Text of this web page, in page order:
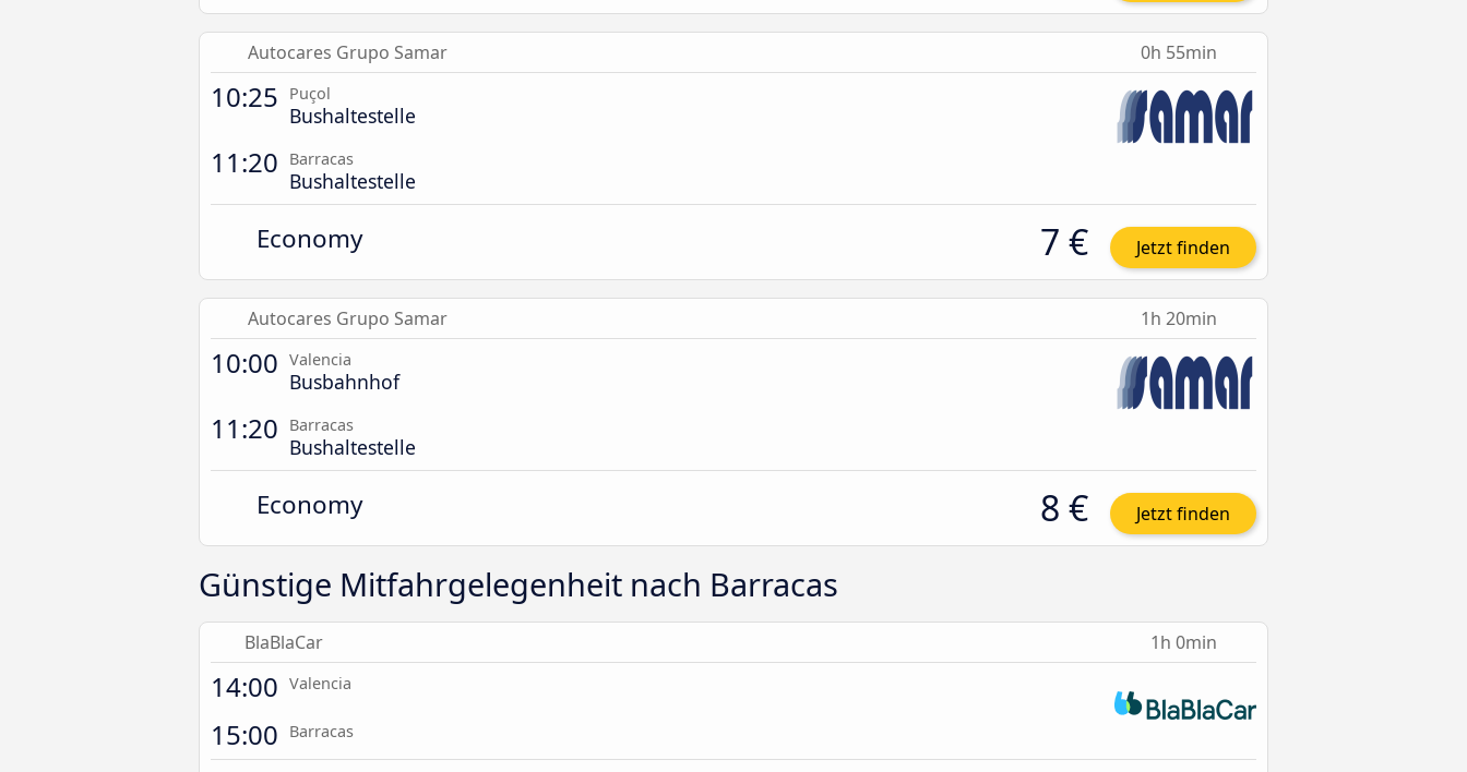
Autocares Grupo Samar 0h 55min
10:25 Puçol
Bushaltestelle
11:20 Barracas
Bushaltestelle
Economy 7 € Jetzt finden
Autocares Grupo Samar 1h 20min
10:00 Valencia
Busbahnhof
11:20 Barracas
Bushaltestelle
Economy 8 € Jetzt finden
Günstige Mitfahrgelegenheit nach Barracas
BlaBlaCar 1h 0min
14:00 Valencia
15:00 Barracas